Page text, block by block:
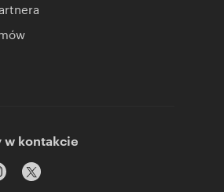
w kontakcie